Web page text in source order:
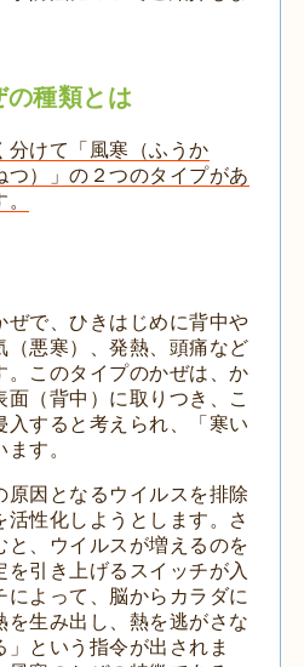
の種類とは
分けて「風寒（ふうか
つ）」の２つのタイプがあ
ぜで、ひきはじめに背中や
（悪寒）、発熱、頭痛など
。このタイプのかぜは、か
（背中）に取りつき、こ
入すると考えられ、「寒い
す。
原因となるウイルスを排除
性化しようとします。さ
と、ウイルスが増えるのを
引き上げるスイッチが入
によって、脳からカラダに
を生み出し、熱を逃がさな
という指令が出されま